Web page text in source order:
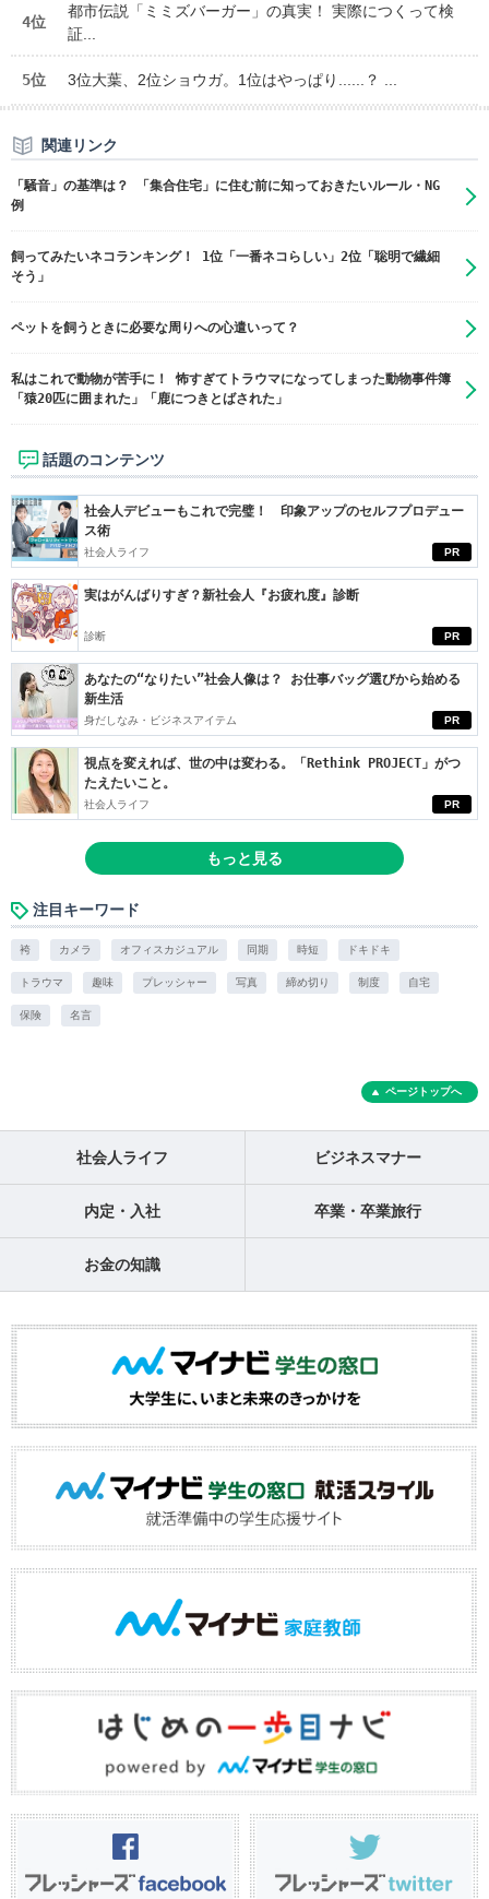
4位
都市伝説「ミミズバーガー」の真実！ 実際につくって検
証...
5位 3位大葉、2位ショウガ。1位はやっぱり......？ ...
関連リンク
「騒音」の基準は？ 「集合住宅」に住む前に知っておきたいルール・NG
例
飼ってみたいネコランキング！ 1位「一番ネコらしい」2位「聡明で繊細
そう」
ペットを飼うときに必要な周りへの心遣いって？
私はこれで動物が苦手に！ 怖すぎてトラウマになってしまった動物事件簿
「猿20匹に囲まれた」「鹿につきとばされた」
話題のコンテンツ
PR
社会人デビューもこれで完璧！ 印象アップのセルフプロデュー
ス術
社会人ライフ
PR
実はがんばりすぎ？新社会人『お疲れ度』診断
診断
PR
あなたの“なりたい”社会人像は？ お仕事バッグ選びから始める
新生活
身だしなみ・ビジネスアイテム
PR
視点を変えれば、世の中は変わる。「Rethink PROJECT」がつ
たえたいこと。
社会人ライフ
もっと見る
注目キーワード
袴 カメラ オフィスカジュアル 同期 時短 ドキドキ
トラウマ 趣味 プレッシャー 写真 締め切り 制度 自宅
保険 名言
ページトップへ
社会人ライフ ビジネスマナー
内定・入社 卒業・卒業旅行
お金の知識